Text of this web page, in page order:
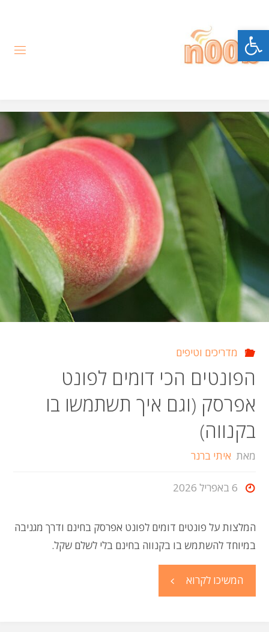
פתח סרגל נגישות
מדריכים וטיפים
הפונטים הכי דומים לפונט
אפרסק (וגם איך תשתמשו בו
בקנווה)
מאת איתי ברנר
6 באפריל 2026
המלצות על פונטים דומים לפונט אפרסק בחינם ודרך מגניבה
במיוחד להשתמש בו בקנווה בחינם בלי לשלם שקל.
המשיכו לקרוא"הפונטים